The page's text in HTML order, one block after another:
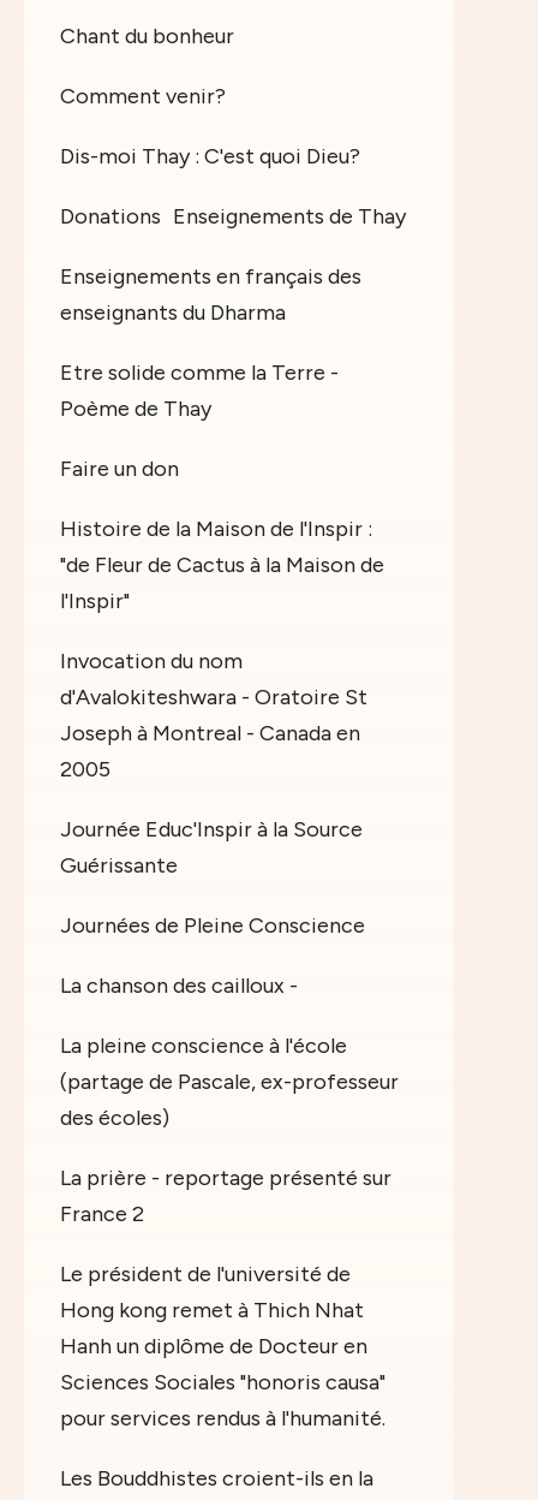
Chant du bonheur
Comment venir?
Dis-moi Thay : C'est quoi Dieu?
Donations Enseignements de Thay
Enseignements en français des
enseignants du Dharma
Etre solide comme la Terre -
Poème de Thay
Faire un don
Histoire de la Maison de l'Inspir :
"de Fleur de Cactus à la Maison de
l'Inspir"
Invocation du nom
d'Avalokiteshwara - Oratoire St
Joseph à Montreal - Canada en
2005
Journée Educ'Inspir à la Source
Guérissante
Journées de Pleine Conscience
La chanson des cailloux -
La pleine conscience à l'école
(partage de Pascale, ex-professeur
des écoles)
La prière - reportage présenté sur
France 2
Le président de l'université de
Hong kong remet à Thich Nhat
Hanh un diplôme de Docteur en
Sciences Sociales "honoris causa"
pour services rendus à l'humanité.
Les Bouddhistes croient-ils en la